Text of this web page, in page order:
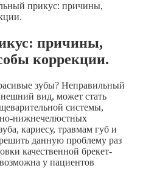
прикус: причины,
причины,
коррекции.
зубы? Неправильный
вид, может стать
системы,
нижнечелюстных
кариесу, травмам губ и
данную проблему раз
качественной брекет-
у пациентов